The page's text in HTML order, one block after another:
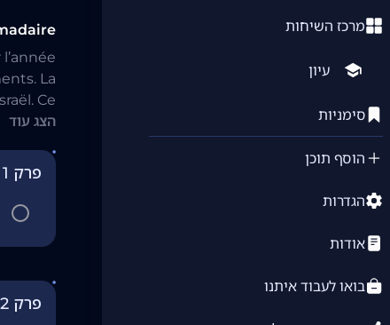
מרכז השיחות
עיון
סימניות
הוסף תוכן
הגדרות
אודות
בואו לעבוד איתנו
La
Ce
et
הצג עוד
פרק 1
פרק 2